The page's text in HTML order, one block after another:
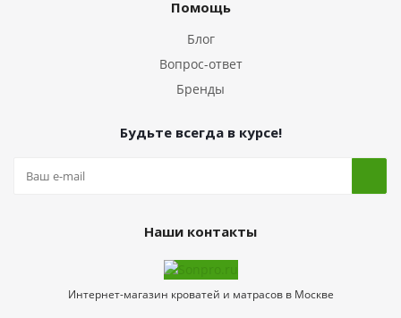
Помощь
Блог
Вопрос-ответ
Бренды
Будьте всегда в курсе!
Наши контакты
Интернет-магазин кроватей и матрасов в Москве